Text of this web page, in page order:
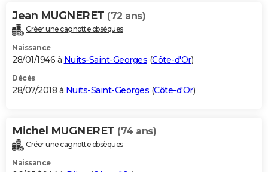
Jean MUGNERET (72 ans)
Créer une cagnotte obsèques
Naissance
28/01/1946 à Nuits-Saint-Georges (Côte-d'Or)
Décès
28/07/2018 à Nuits-Saint-Georges (Côte-d'Or)
Michel MUGNERET (74 ans)
Créer une cagnotte obsèques
Naissance